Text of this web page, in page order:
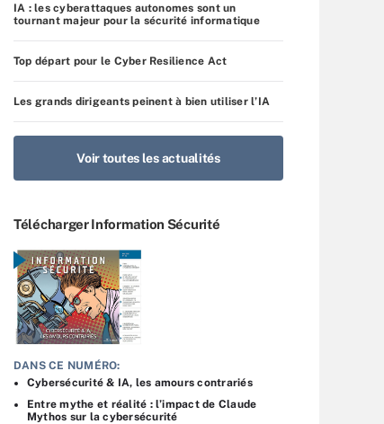
IA : les cyberattaques autonomes sont un
tournant majeur pour la sécurité informatique
Top départ pour le Cyber Resilience Act
Les grands dirigeants peinent à bien utiliser l’IA
Voir toutes les actualités
Télécharger Information Sécurité
DANS CE NUMÉRO:
Cybersécurité & IA, les amours contrariés
Entre mythe et réalité : l’impact de Claude
Mythos sur la cybersécurité